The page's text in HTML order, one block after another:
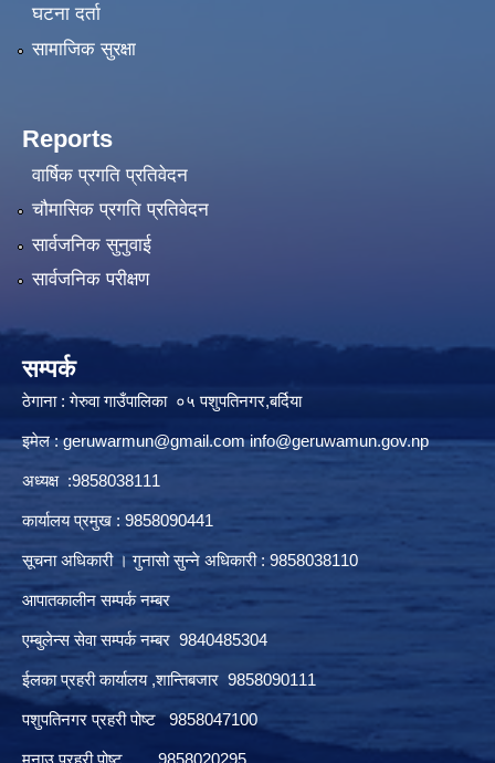
घटना दर्ता
सामाजिक सुरक्षा
Reports
वार्षिक प्रगति प्रतिवेदन
चौमासिक प्रगति प्रतिवेदन
सार्वजनिक सुनुवाई
सार्वजनिक परीक्षण
सम्पर्क
ठेगाना : गेरुवा गाउँपालिका ०५ पशुपतिनगर,बर्दिया
इमेल :geruwarmun@gmail.com info@geruwamun.gov.np
अध्यक्ष :9858038111
कार्यालय प्रमुख : 9858090441
सूचना अधिकारी । गुनासो सुन्ने अधिकारी : 9858038110
आपातकालीन सम्पर्क नम्बर
एम्बुलेन्स सेवा सम्पर्क नम्बर 9840485304
ईलका प्रहरी कार्यालय ,शान्तिबजार 9858090111
पशुपतिनगर प्रहरी पोष्ट 9858047100